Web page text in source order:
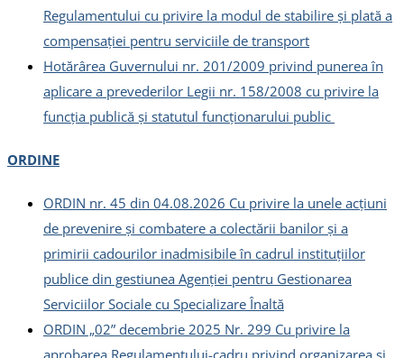
Regulamentului cu privire la modul de stabilire şi plată a
compensaţiei pentru serviciile de transport
Hotărârea Guvernului nr. 201/2009 privind punerea în
aplicare a prevederilor Legii nr. 158/2008 cu privire la
funcția publică şi statutul funcționarului public
ORDINE
ORDIN nr. 45 din 04.08.2026 Cu privire la unele acțiuni
de prevenire și combatere a colectării banilor și a
primirii cadourilor inadmisibile în cadrul instituțiilor
publice din gestiunea Agenției pentru Gestionarea
Serviciilor Sociale cu Specializare Înaltă
ORDIN „02” decembrie 2025 Nr. 299 Cu privire la
aprobarea Regulamentului-cadru privind organizarea și